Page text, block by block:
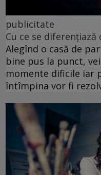
publicitate
Cu ce se
Alegînd o casă de
bine pus la punct,
momente dificile iar
întîmpina vor fi